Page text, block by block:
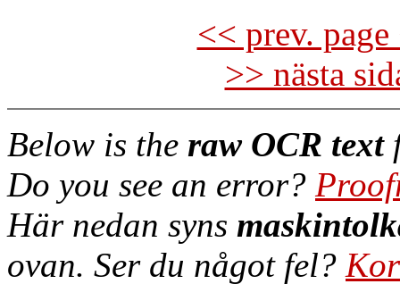
<< prev.
>> nästa
Below is the raw OCR text
Do you see an error?
Här nedan syns
ovan. Ser du något fel?